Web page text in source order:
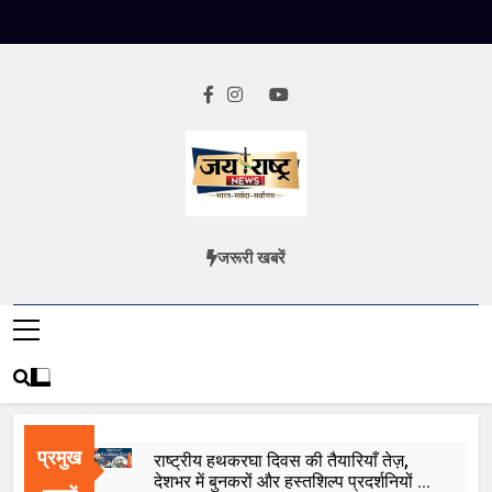
Jai Rashtra
हिंदी समाचार
जरूरी खबरें
प्रमुख
राष्ट्रीय हथकरघा दिवस की तैयारियाँ तेज़,
देशभर में बुनकरों और हस्तशिल्प प्रदर्शनियों का